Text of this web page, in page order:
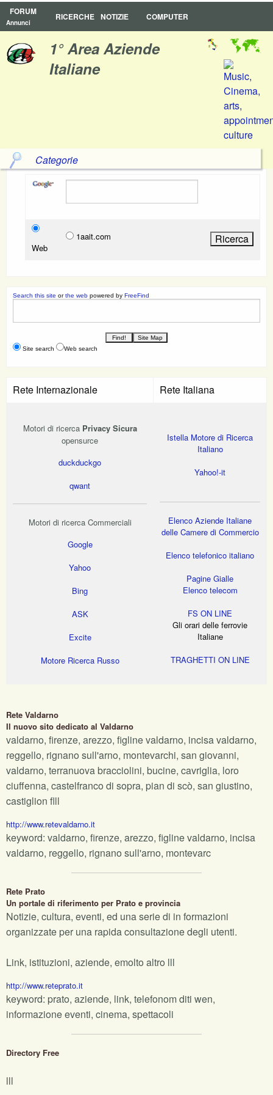
FORUM
Annunci
RICERCHE NOTIZIE COMPUTER
1° Area Aziende
Italiane
Categorie
Web
1aait.com
Search this site orthe web powered by FreeFind
Site search Web search
Rete Internazionale Rete Italiana
Motori di ricerca Privacy Sicura
opensurce
duckduckgo
qwant
Motori di ricerca Commerciali
Google
Yahoo
Bing
ASK
Excite
Motore Ricerca Russo
Istella Motore di Ricerca
Italiano
Yahoo!-it
Elenco Aziende Italiane
delle Camere di Commercio
Elenco telefonico italiano
Pagine Gialle
Elenco telecom
FS ON LINE
Gli orari delle ferrovie
Italiane
TRAGHETTI ON LINE
Rete Valdarno
Il nuovo sito dedicato al Valdarno
valdarno, firenze, arezzo, figline valdarno, incisa valdarno,
reggello, rignano sull'arno, montevarchi, san giovanni,
valdarno, terranuova bracciolini, bucine, cavriglia, loro
ciuffenna, castelfranco di sopra, pian di scò, san giustino,
castiglion flll
http://www.retevaldarno.it
keyword: valdarno, firenze, arezzo, figline valdarno, incisa
valdarno, reggello, rignano sull'arno, montevarc
Rete Prato
Un portale di riferimento per Prato e provincia
Notizie, cultura, eventi, ed una serie di in formazioni
organizzate per una rapida consultazione degli utenti.
Link, istituzioni, aziende, emolto altro lll
http://www.reteprato.it
keyword: prato, aziende, link, telefonom diti wen,
informazione eventi, cinema, spettacoli
Directory Free
lll